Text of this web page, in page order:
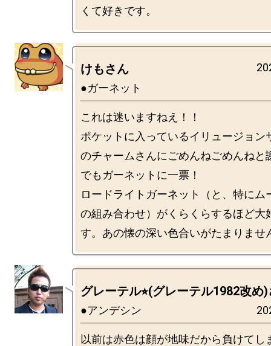
けもさん
●ガーネット
これは迷いますねえ！！
ポケットに入っているイリュージョン
のチャームさんにごめんねごめんねと
でもガーネットに一票！
ロードライトガーネット（と、特にム
の組み合わせ）がくらくらするほど大
グレーテル⭐︎(グレーテル1982改め
●アンデシン
以前は赤色は顔が地味だから負けてし